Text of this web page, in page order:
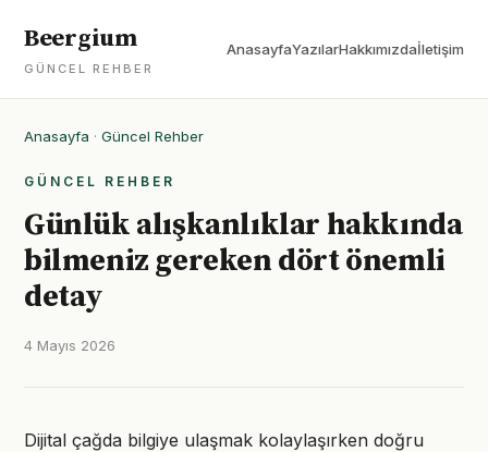
Beergium
GÜNCEL REHBER
AnasayfaYazılarHakkımızdaİletişim
Anasayfa · Güncel Rehber
GÜNCEL REHBER
Günlük alışkanlıklar hakkında
bilmeniz gereken dört önemli
detay
4 Mayıs 2026
Dijital çağda bilgiye ulaşmak kolaylaşırken doğru